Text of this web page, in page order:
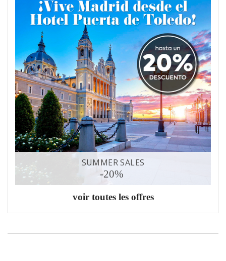
SUMMER SALES
-20%
voir toutes les offres